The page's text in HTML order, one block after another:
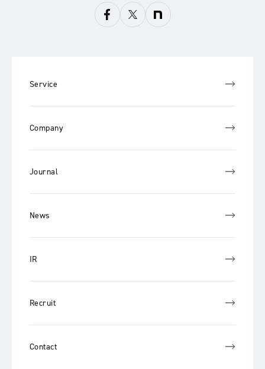
Service
Company
Journal
News
IR
Recruit
Contact